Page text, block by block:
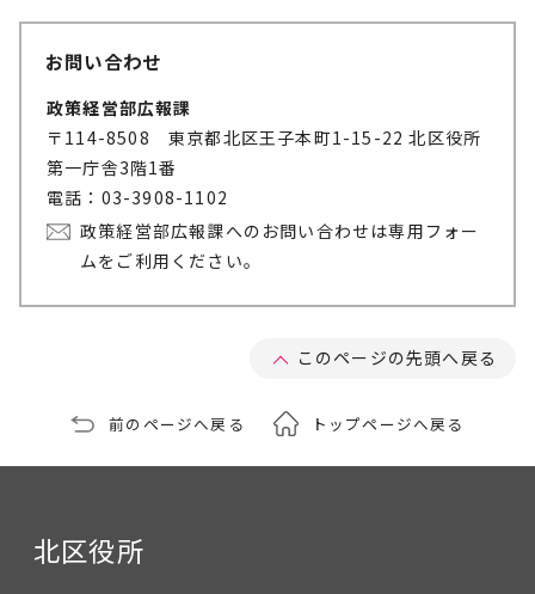
お問い合わせ
政策経営部広報課
〒114-8508 東京都北区王子本町1-15-22 北区役所
第一庁舎3階1番
電話：03-3908-1102
政策経営部広報課へのお問い合わせは専用フォー
ムをご利用ください。
このページの先頭へ戻る
前のページへ戻る トップページへ戻る
北区役所